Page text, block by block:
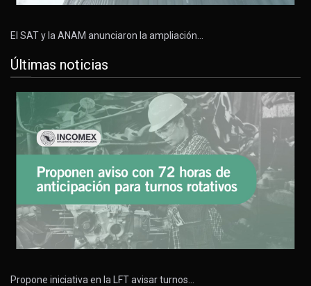
El SAT y la ANAM anunciaron la ampliación…
Últimas noticias
Propone iniciativa en la LFT avisar turnos…